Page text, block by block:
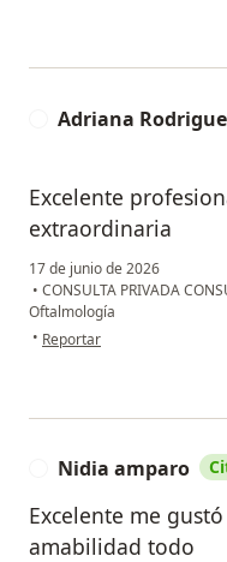
Adriana
Excelente
extraordinaria
17 de junio de 2026
• CONSULTA PRIVADA
Oftalmología
• en opinión del usuario
Reportar
Nidia amparo
Excelente me
amabilidad todo